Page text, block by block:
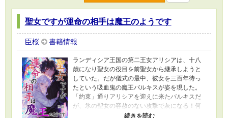
聖女ですが運命の相手は魔王のようです
臣桜 書籍情報
ランディシア王国の第二王女アリシアは、十八
歳になり聖女の役目を前聖女から継承しようと
していた。だが儀式の最中、彼女を三百年待っ
たという吸血鬼の魔王バルキスが姿を現した。
「約束」通りアリシアを迎えに来たバルキスだ
が、氷の聖女の容赦のない攻撃で灰になる！何
度でも灰になる！ めげない魔王とクーデレ聖女